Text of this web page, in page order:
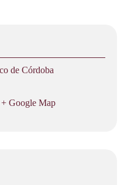
de Córdoba
+ Google Map